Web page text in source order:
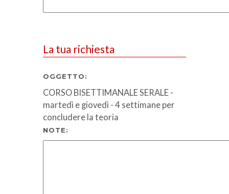
La tua richiesta
OGGETTO:
CORSO BISETTIMANALE SERALE -
martedì e giovedì - 4 settimane per
concludere la teoria
NOTE: